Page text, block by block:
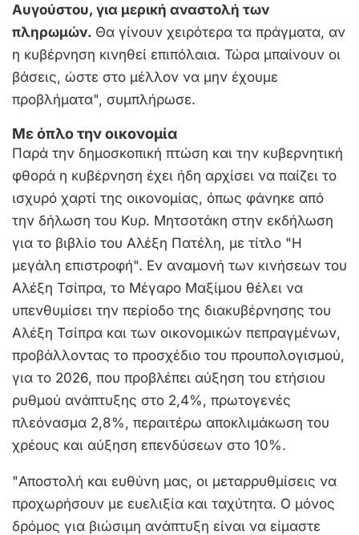
Αυγούστου, για μερική αναστολή των
πληρωμών. Θα γίνουν χειρότερα τα πράγματα, αν
η κυβέρνηση κινηθεί επιπόλαια. Τώρα μπαίνουν οι
βάσεις, ώστε στο μέλλον να μην έχουμε
προβλήματα", συμπλήρωσε.
Με όπλο την οικονομία
Παρά την δημοσκοπική πτώση και την κυβερνητική
φθορά η κυβέρνηση έχει ήδη αρχίσει να παίζει το
ισχυρό χαρτί της οικονομίας, όπως φάνηκε από
την δήλωση του Κυρ. Μητσοτάκη στην εκδήλωση
για το βιβλίο του Αλέξη Πατέλη, με τίτλο "Η
μεγάλη επιστροφή". Εν αναμονή των κινήσεων του
Αλέξη Τσίπρα, το Μέγαρο Μαξίμου θέλει να
υπενθυμίσει την περίοδο της διακυβέρνησης του
Αλέξη Τσίπρα και των οικονομικών πεπραγμένων,
προβάλλοντας το προσχέδιο του προυπολογισμού,
για το 2026, που προβλέπει αύξηση του ετήσιου
ρυθμού ανάπτυξης στο 2,4%, πρωτογενές
πλεόνασμα 2,8%, περαιτέρω αποκλιμάκωση του
χρέους και αύξηση επενδύσεων στο 10%.
"Αποστολή και ευθύνη μας, οι μεταρρυθμίσεις να
προχωρήσουν με ευελιξία και ταχύτητα. Ο μόνος
δρόμος για βιώσιμη ανάπτυξη είναι να είμαστε